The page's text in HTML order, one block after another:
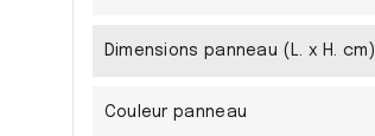
Dimensions panneau (L. x H. cm)
Couleur panneau